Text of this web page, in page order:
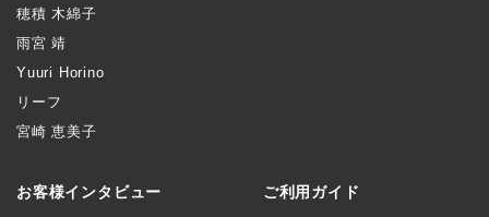
穂積 木綿子
雨宮 靖
Yuuri Horino
リーフ
宮崎 恵美子
お客様インタビュー ご利用ガイド